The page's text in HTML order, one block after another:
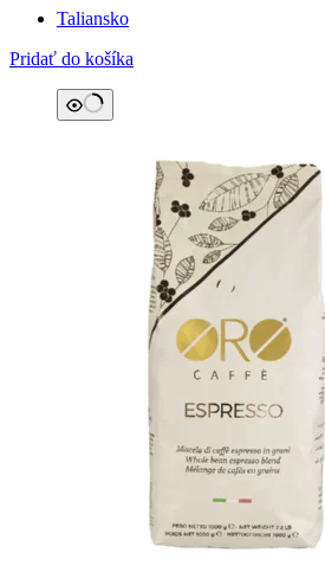
Taliansko
Pridať do košíka